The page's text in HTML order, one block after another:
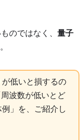
のではなく、 量子
低いと損するの
波数が低いとど
」を、ご紹介し